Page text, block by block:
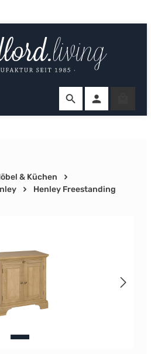
& Küchen
Henley Freestanding